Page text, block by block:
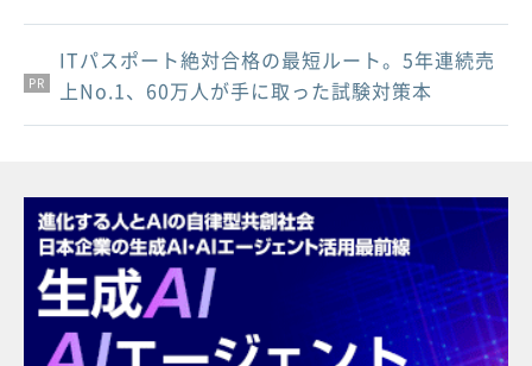
PR
PR
PR
ITパスポート絶対合格の最短ルート。5年連続売
上No.1、60万人が手に取った試験対策本